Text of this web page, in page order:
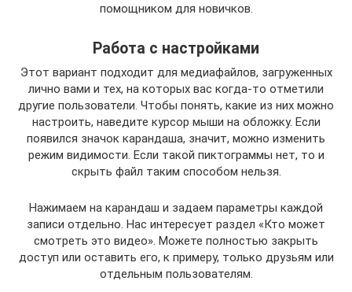
помощником для новичков.
Работа с настройками
Этот вариант подходит для медиафайлов, загруженных
лично вами и тех, на которых вас когда-то отметили
другие пользователи. Чтобы понять, какие из них можно
настроить, наведите курсор мыши на обложку. Если
появился значок карандаша, значит, можно изменить
режим видимости. Если такой пиктограммы нет, то и
скрыть файл таким способом нельзя.
Нажимаем на карандаш и задаем параметры каждой
записи отдельно. Нас интересует раздел «Кто может
смотреть это видео». Можете полностью закрыть
доступ или оставить его, к примеру, только друзьям или
отдельным пользователям.